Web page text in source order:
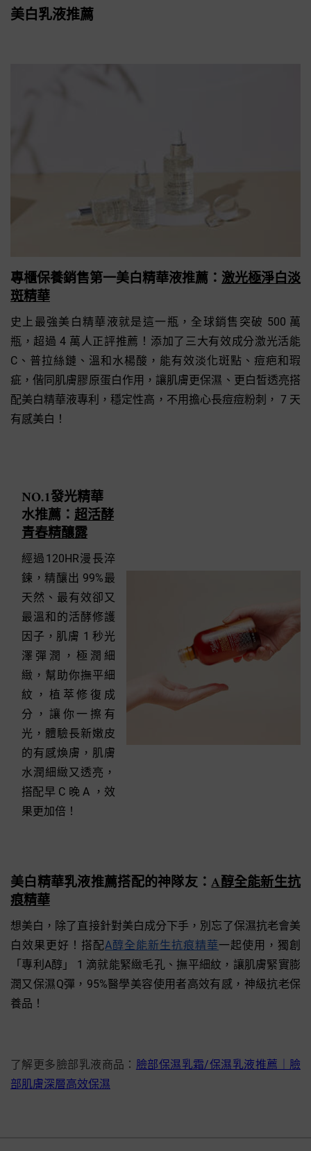
美白乳液推薦
專櫃保養銷售第一美白精華液推薦： 激光極淨白淡
斑精華
史上最強美白精華液就是這一瓶，全球銷售突破 500 萬
瓶，超過 4 萬人正評推薦！添加了三大有效成分激光活能
C、普拉絲鏈、溫和水楊酸，能有效淡化斑點、痘疤和瑕
疵，偕同肌膚膠原蛋白作用，讓肌膚更保濕、更白皙透亮搭
配美白精華液專利，穩定性高，不用擔心長痘痘粉刺， 7 天
有感美白！
NO.1發光精華
水推薦： 超活酵
青春精釀露
經過120HR漫長淬
鍊，精釀出 99%最
天然、最有效卻又
最溫和的活酵修護
因子，肌膚 1 秒光
澤彈潤，極潤細
緻，幫助你撫平細
紋，植萃修復成
分，讓你一擦有
光，體驗長新嫩皮
的有感煥膚，肌膚
水潤細緻又透亮，
搭配早 C 晚 A ，效
果更加倍！
美白精華乳液推薦搭配的神隊友：A醇全能新生抗
痕精華
想美白，除了直接針對美白成分下手，別忘了保濕抗老會美
白效果更好！搭配A醇全能新生抗痕精華一起使用，獨創
「專利A醇」 1 滴就能緊緻毛孔、撫平細紋，讓肌膚緊實膨
潤又保濕Q彈，95%醫學美容使用者高效有感，神級抗老保
養品！
了解更多臉部乳液商品： 臉部保濕乳霜/保濕乳液推薦｜臉
部肌膚深層高效保濕